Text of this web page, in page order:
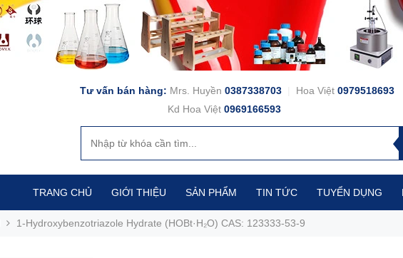
Tư vấn bán hàng: Mrs. Huyền 0387338703 Hoa Việt 0979518693
Kd Hoa Việt 0969166593
TRANG CHỦ GIỚI THIỆU SẢN PHẨM TIN TỨC TUYỂN DỤNG
1-Hydroxybenzotriazole Hydrate (HOBt·H₂O) CAS: 123333-53-9